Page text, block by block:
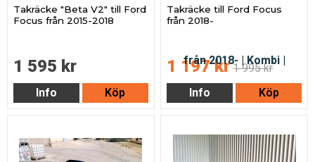
Takräcke "Beta V2" till Ford
Focus från 2015-2018
1 595 kr
Info Köp
Takräcke till Ford Focus
från 2018-
1 197 kr 1 995 kr
Info
Köp